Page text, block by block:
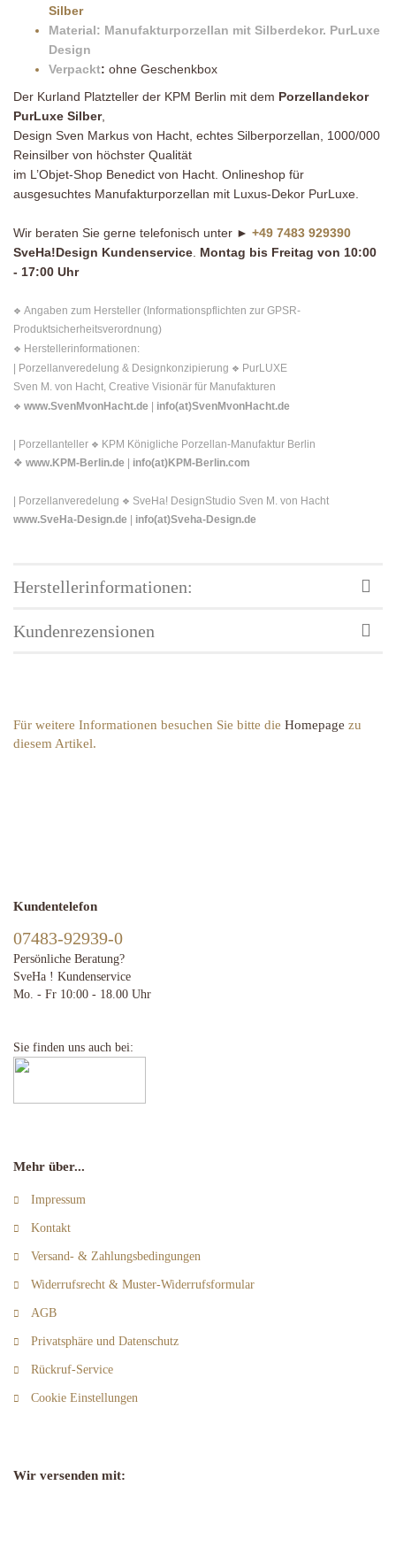
Silber
Material: Manufakturporzellan mit Silberdekor. PurLuxe
Design
Verpackt: ohne Geschenkbox
Der Kurland Platzteller der KPM Berlin mit dem Porzellandekor
PurLuxe Silber,
Design Sven Markus von Hacht, echtes Silberporzellan, 1000/000
Reinsilber von höchster Qualität
im L’Objet-Shop Benedict von Hacht. Onlineshop für
ausgesuchtes Manufakturporzellan mit Luxus-Dekor PurLuxe.
Wir beraten Sie gerne telefonisch unter ► +49 7483 929390
SveHa!Design Kundenservice Montag bis Freitag von 10:00
- 17:00 Uhr
❖ Angaben zum Hersteller (Informationspflichten zur GPSR-
Produktsicherheitsverordnung)
❖ Herstellerinformationen:
| Porzellanveredelung & Designkonzipierung ❖ PurLUXE
Sven M. von Hacht, Creative Visionär für Manufakturen
❖ www.SvenMvonHacht.de info(at)SvenMvonHacht.de
| Porzellanteller ❖ KPM Königliche Porzellan-Manufaktur Berlin
❖ www.KPM-Berlin.de info(at)KPM-Berlin.com
| Porzellanveredelung ❖ SveHa! DesignStudio Sven M. von Hacht
www.SveHa-Design.de
info(at)Sveha-Design.de
Herstellerinformationen:
Kundenrezensionen
Für weitere Informationen besuchen Sie bitte die Homepage zu
diesem Artikel.
Kundentelefon
07483-92939-0
Persönliche Beratung?
SveHa ! Kundenservice
Mo. - Fr 10:00 - 18.00 Uhr
Sie finden uns auch bei:
Mehr über...
Impressum
Kontakt
Versand- & Zahlungsbedingungen
Widerrufsrecht & Muster-Widerrufsformular
AGB
Privatsphäre und Datenschutz
Rückruf-Service
Cookie Einstellungen
Wir versenden mit: